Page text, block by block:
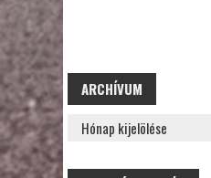
ARCHÍVUM
ARCHÍVUM